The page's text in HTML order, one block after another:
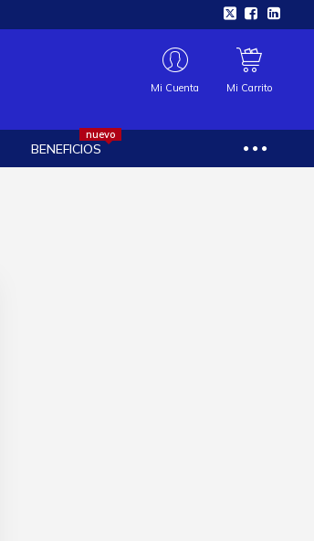
Mi Cuenta Mi Carrito
BENEFICIOS
nuevo